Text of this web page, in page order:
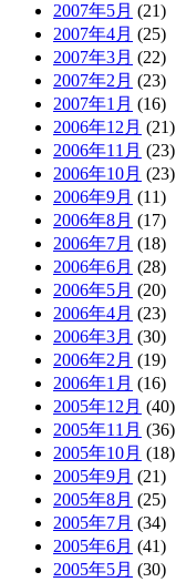
2007年5月 (21)
2007年4月 (25)
2007年3月 (22)
2007年2月 (23)
2007年1月 (16)
2006年12月 (21)
2006年11月 (23)
2006年10月 (23)
2006年9月 (11)
2006年8月 (17)
2006年7月 (18)
2006年6月 (28)
2006年5月 (20)
2006年4月 (23)
2006年3月 (30)
2006年2月 (19)
2006年1月 (16)
2005年12月 (40)
2005年11月 (36)
2005年10月 (18)
2005年9月 (21)
2005年8月 (25)
2005年7月 (34)
2005年6月 (41)
2005年5月 (30)